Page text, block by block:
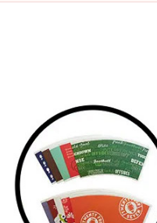
as possibilidades
em cafeterias,
de consumo rápido.
com a
eventos e